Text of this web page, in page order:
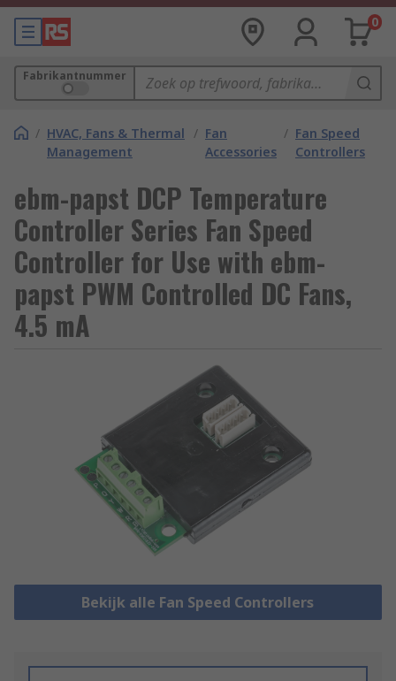
0
Fabrikantnummer
/ HVAC, Fans & Thermal
Management
/ Fan
Accessories
/ Fan Speed
Controllers
ebm-papst DCP Temperature
Controller Series Fan Speed
Controller for Use with ebm-
papst PWM Controlled DC Fans,
4.5 mA
Bekijk alle Fan Speed Controllers